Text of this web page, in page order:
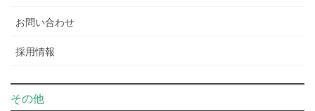
お問い合わせ
採用情報
その他